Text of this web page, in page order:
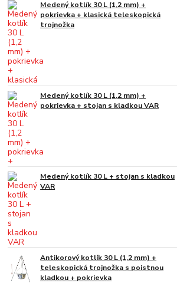
Medený kotlík 30 L (1,2 mm) +
pokrievka + klasická teleskopická
trojnožka
Medený kotlík 30 L (1,2 mm) +
pokrievka + stojan s kladkou VAR
Medený kotlík 30 L + stojan s kladkou
VAR
Antikorový kotlík 30 L (1,2 mm) +
teleskopická trojnožka s poistnou
kladkou + pokrievka